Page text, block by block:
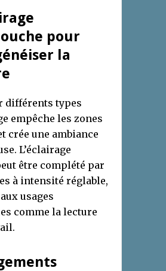
pour
la
différents types
empêche les zones
crée une ambiance
L’éclairage
être complété par
à intensité réglable,
usages
comme la lecture